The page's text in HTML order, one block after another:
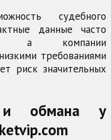
судебного
данные часто
а компании
требованиями
риск значительных
и обмана у